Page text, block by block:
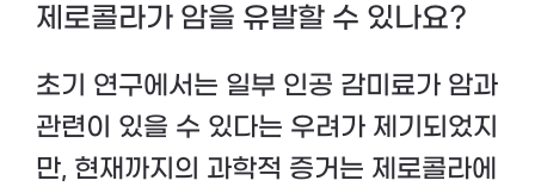
제로콜라가 암을 유발할 수 있나요?
초기 연구에서는 일부 인공 감미료가 암과
관련이 있을 수 있다는 우려가 제기되었지
만, 현재까지의 과학적 증거는 제로콜라에